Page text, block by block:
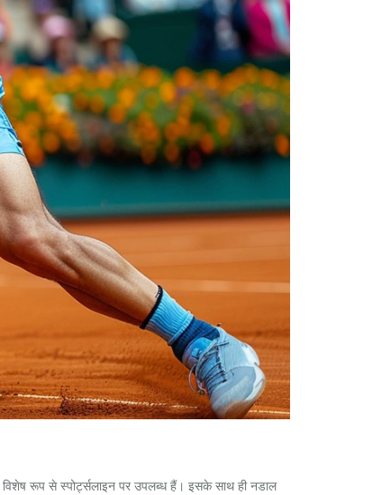
रूप से स्पोर्ट्सलाइन पर उपलब्ध हैं। इसके साथ ही नडाल